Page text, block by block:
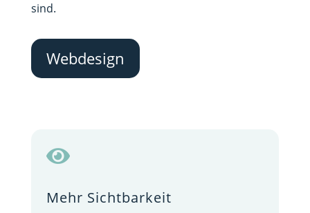
sind.
Webdesign

Mehr Sichtbarkeit